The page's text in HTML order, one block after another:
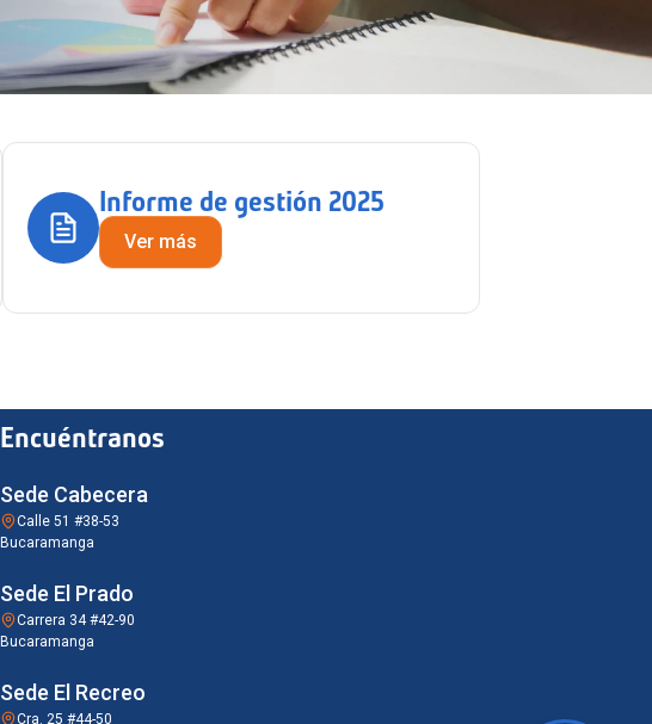
Informe de gestión 2025
Ver más
Encuéntranos
Sede Cabecera
Calle 51 #38-53
Bucaramanga
Sede El Prado
Carrera 34 #42-90
Bucaramanga
Sede El Recreo
Cra. 25 #44-50